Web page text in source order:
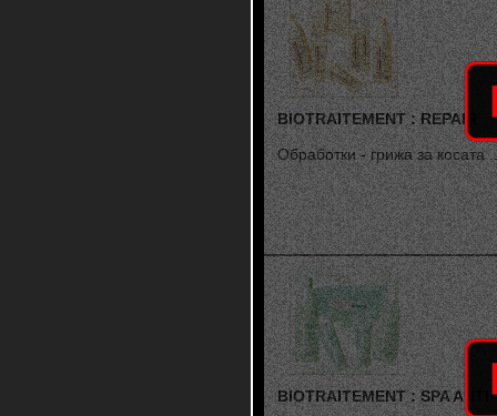
BIOTRAITEMENT : REPAIR
Обработки - грижа за косата
BIOTRAITEMENT : SPA ANTI